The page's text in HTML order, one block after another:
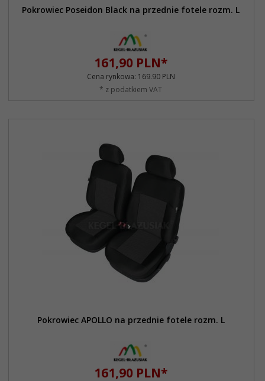
Pokrowiec Poseidon Black na przednie fotele rozm. L
161,90 PLN*
Cena rynkowa: 169.90 PLN
* z podatkiem VAT
Pokrowiec APOLLO na przednie fotele rozm. L
161,90 PLN*